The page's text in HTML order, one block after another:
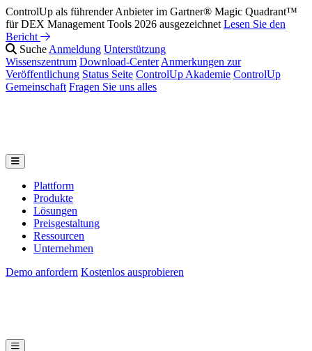
ControlUp als führender Anbieter im Gartner® Magic Quadrant™
für DEX Management Tools 2026 ausgezeichnet Lesen Sie den
Bericht
Suche Anmeldung Unterstützung
Wissenszentrum Download-Center Anmerkungen zur
Veröffentlichung Status Seite ControlUp Akademie ControlUp
Gemeinschaft Fragen Sie uns alles
Plattform
Produkte
Lösungen
Preisgestaltung
Ressourcen
Unternehmen
Demo anfordern Kostenlos ausprobieren